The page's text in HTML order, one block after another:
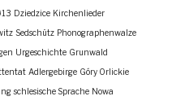
Dziedzice Kirchenlieder
Sedschütz Phonographenwalze
Urgeschichte Grunwald
Adlergebirge Góry Orlickie
schlesische Sprache Nowa